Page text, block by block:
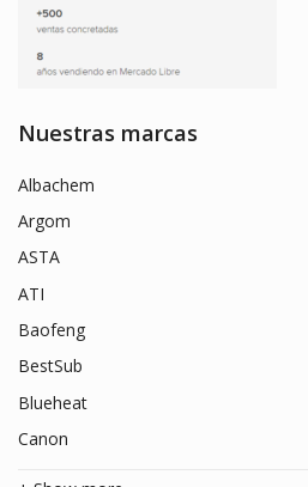
Nuestras marcas
Albachem
Argom
ASTA
ATI
Baofeng
BestSub
Blueheat
Canon